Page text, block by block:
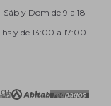
y Dom de 9 a 18
y de 13:00 a 17:00